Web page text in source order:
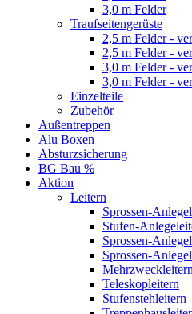
3,0 m Felder
Traufseitengerüste
2,5 m Felder -
2,5 m Felder -
3,0 m Felder -
3,0 m Felder -
Einzelteile
Zubehör
Außentreppen
Alu Boxen
Absturzsicherung
BG Bau %
Aktion
Leitern
Sprossen-
Stufen-
Sprossen-
Sprossen-
Teleskopleitern
Stufenstehleitern